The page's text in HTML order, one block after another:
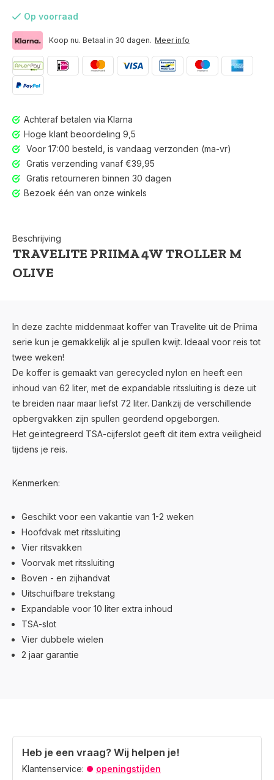
Voor 17:00 besteld, is vandaag verzonden (ma-vr)
Op voorraad
Koop nu. Betaal in 30 dagen. Meer info
Achteraf betalen via Klarna
Hoge klant beoordeling 9,5
Voor 17:00 besteld, is vandaag verzonden (ma-vr)
Gratis verzending vanaf €39,95
Gratis retourneren binnen 30 dagen
Bezoek één van onze winkels
Beschrijving
TRAVELITE PRIIMA 4W TROLLER M
OLIVE
In deze zachte middenmaat koffer van Travelite uit de Priima
serie kun je gemakkelijk al je spullen kwijt. Ideaal voor reis tot
twee weken!
De koffer is gemaakt van gerecycled nylon en heeft een
inhoud van 62 liter, met de expandable ritssluiting is deze uit
te breiden naar maar liefst 72 liter. Dankzij de verschillende
opbergvakken zijn spullen geordend opgeborgen.
Het geïntegreerd TSA-cijferslot geeft dit item extra veiligheid
tijdens je reis.
Kenmerken:
Geschikt voor een vakantie van 1-2 weken
Hoofdvak met ritssluiting
Vier ritsvakken
Voorvak met ritssluiting
Boven - en zijhandvat
Uitschuifbare trekstang
Expandable voor 10 liter extra inhoud
TSA-slot
Vier dubbele wielen
2 jaar garantie
Heb je een vraag? Wij helpen je!
Klantenservice: openingstijden